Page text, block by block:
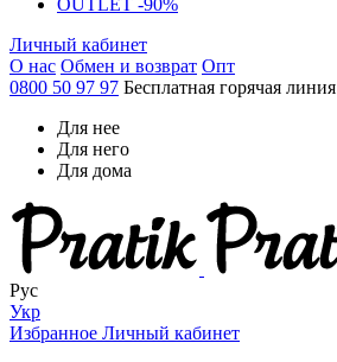
OUTLET -90%
Личный кабинет
О нас Обмен и возврат Опт
0800 50 97 97 Бесплатная горячая линия
Для нее
Для него
Для дома
Рус
Укр
Избранное Личный кабинет